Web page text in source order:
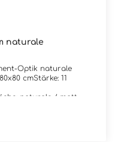
naturale
Optik naturale
cmStärke: 11
naturale / matt,
m²Paletteninhalt: